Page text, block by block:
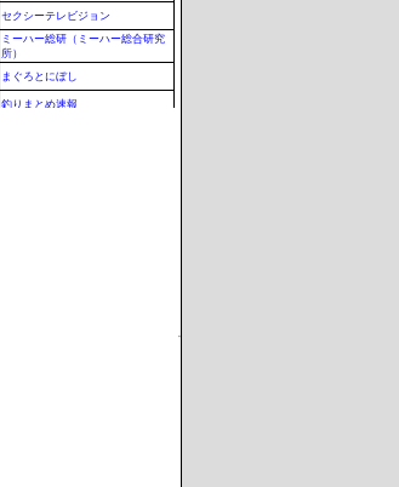
セクシーテレビジョン
ミーハー総研（ミーハー総合研究
所）
まぐろとにぼし
釣りまとめ速報